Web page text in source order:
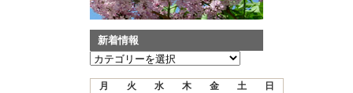
新着情報
新
月 火 水 木 金 土 日